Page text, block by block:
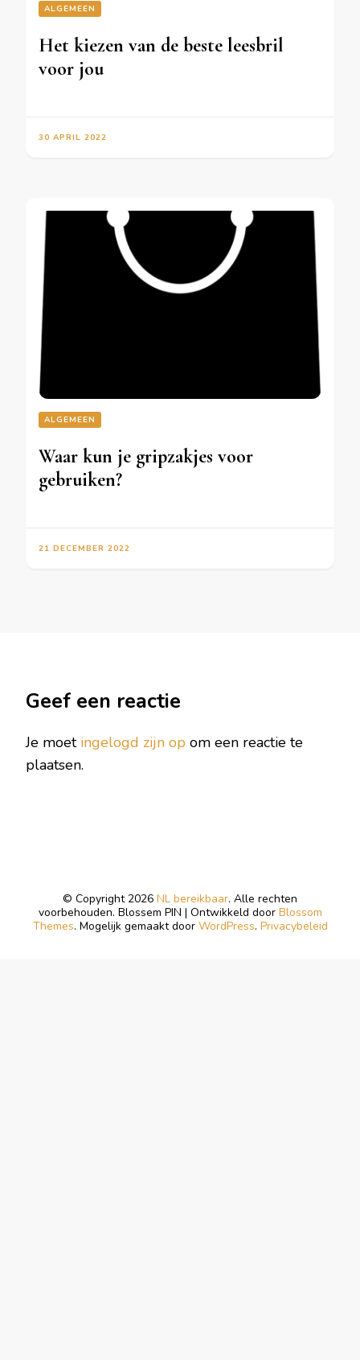
ALGEMEEN
Het kiezen van de beste leesbril
voor jou
30 APRIL 2022
ALGEMEEN
Waar kun je gripzakjes voor
gebruiken?
21 DECEMBER 2022
Geef een reactie
Je moet ingelogd zijn op om een reactie te
plaatsen.
© Copyright 2026 NL bereikbaar. Alle rechten
voorbehouden. Blossem PIN | Ontwikkeld door Blossom
Themes. Mogelijk gemaakt door WordPress. Privacybeleid